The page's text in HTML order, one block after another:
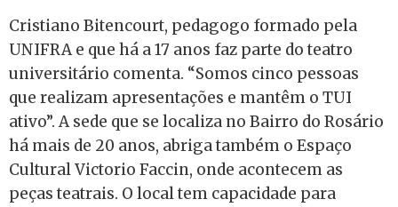
Cristiano Bitencourt, pedagogo formado pela
UNIFRA e que há a 17 anos faz parte do teatro
universitário comenta. “Somos cinco pessoas
que realizam apresentações e mantêm o TUI
ativo”. A sede que se localiza no Bairro do Rosário
há mais de 20 anos, abriga também o Espaço
Cultural Victorio Faccin, onde acontecem as
peças teatrais. O local tem capacidade para